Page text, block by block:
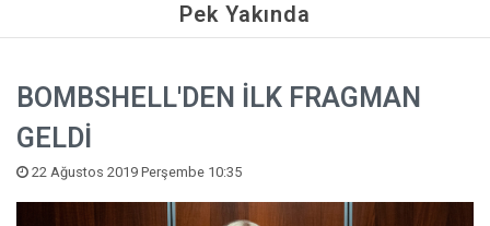
Pek Yakında
BOMBSHELL'DEN İLK FRAGMAN
GELDİ
22 Ağustos 2019 Perşembe 10:35